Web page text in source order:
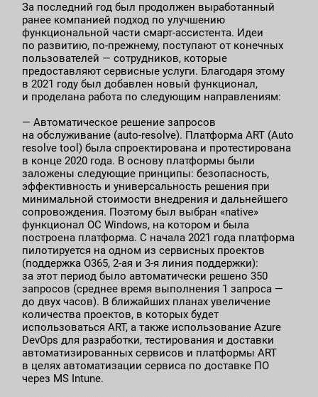
За последний год был продолжен выработанный
ранее компанией подход по улучшению
функциональной части смарт-ассистента. Идеи
по развитию, по-прежнему, поступают от конечных
пользователей — сотрудников, которые
предоставляют сервисные услуги. Благодаря этому
в 2021 году был добавлен новый функционал,
и проделана работа по следующим направлениям:
— Автоматическое решение запросов
на обслуживание (auto-resolve). Платформа ART (Auto
resolve tool) была спроектирована и протестирована
в конце 2020 года. В основу платформы были
заложены следующие принципы: безопасность,
эффективность и универсальность решения при
минимальной стоимости внедрения и дальнейшего
сопровождения. Поэтому был выбран «native»
функционал ОС Windows, на котором и была
построена платформа. С начала 2021 года платформа
пилотируется на одном из сервисных проектов
(поддержка O365, 2-ая и 3-я линия поддержки):
за этот период было автоматически решено 350
запросов (среднее время выполнения 1 запроса —
до двух часов). В ближайших планах увеличение
количества проектов, в которых будет
использоваться АRT, а также использование Azure
DevOps для разработки, тестирования и доставки
автоматизированных сервисов и платформы ART
в целях автоматизации сервиса по доставке ПО
через MS Intune.